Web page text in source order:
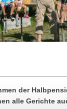
der
alle Gerichte